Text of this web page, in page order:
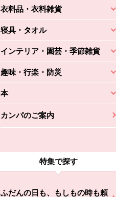
衣料品・衣料雑貨
寝具・タオル
インテリア・園芸・季節雑貨
趣味・行楽・防災
本
カンパのご案内
特集で探す
ふだんの日も、もしもの時も頼
(税込356円)
コク深くフルーティー
かごへ